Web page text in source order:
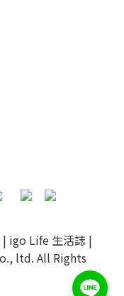
| igo Life 生活誌 |
ltd. All Rights